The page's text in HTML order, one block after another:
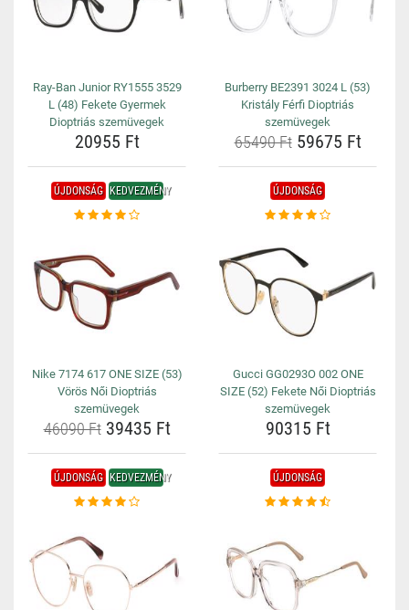
Ray-Ban Junior RY1555 3529
L (48) Fekete Gyermek
Dioptriás szemüvegek
20955 Ft
Burberry BE2391 3024 L (53)
Kristály Férfi Dioptriás
szemüvegek
65490 Ft59675 Ft
ÚJDONSÁG KEDVEZMÉNY
Nike 7174 617 ONE SIZE (53)
Vörös Női Dioptriás
szemüvegek
46090 Ft39435 Ft
ÚJDONSÁG
Gucci GG0293O 002 ONE
SIZE (52) Fekete Női Dioptriás
szemüvegek
90315 Ft
ÚJDONSÁG KEDVEZMÉNY ÚJDONSÁG